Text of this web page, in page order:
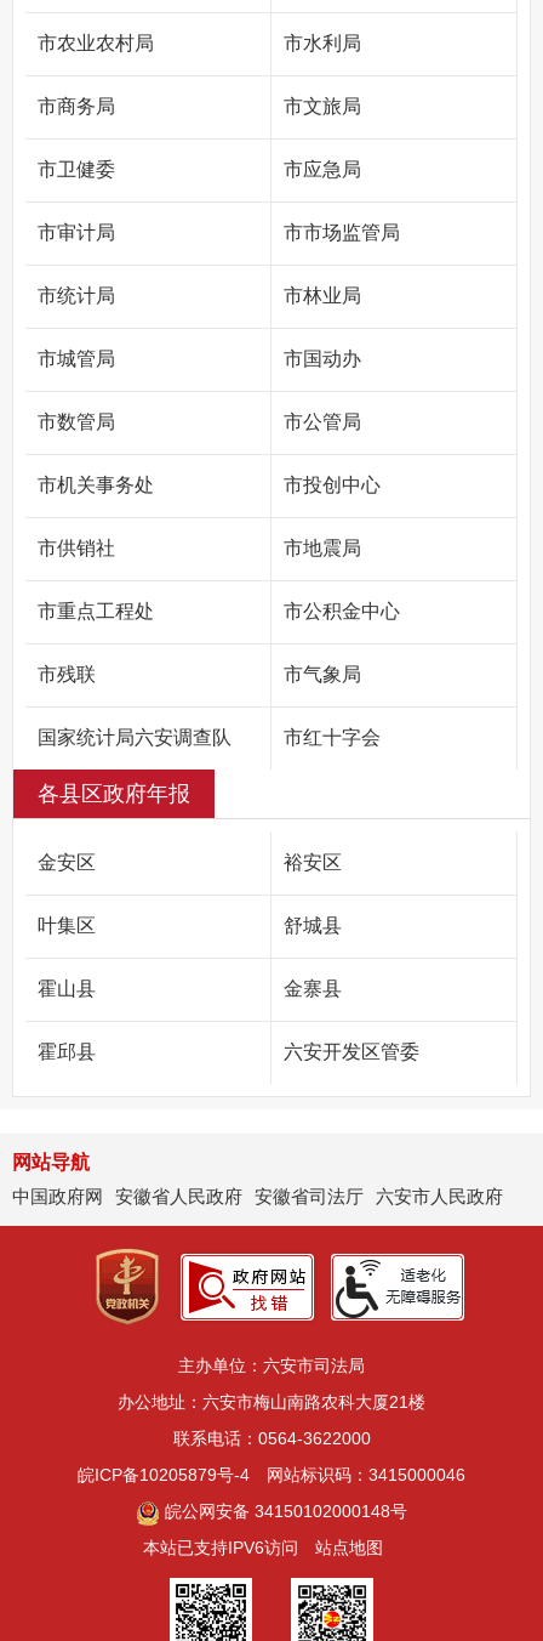
市农业农村局 市水利局
市商务局 市文旅局
市卫健委 市应急局
市审计局 市市场监管局
市统计局 市林业局
市城管局 市国动办
市数管局 市公管局
市机关事务处 市投创中心
市供销社 市地震局
市重点工程处 市公积金中心
市残联 市气象局
国家统计局六安调查队 市红十字会
各县区政府年报
金安区 裕安区
叶集区 舒城县
霍山县 金寨县
霍邱县 六安开发区管委
网站导航
中国政府网
安徽省人民政府 安徽省司法厅 六安市人民政府
主办单位：六安市司法局
办公地址：六安市梅山南路农科大厦21楼
联系电话：0564-3622000
皖ICP备10205879号-4
网站标识码：3415000046
皖公网安备 34150102000148号
本站已支持IPV6访问
站点地图